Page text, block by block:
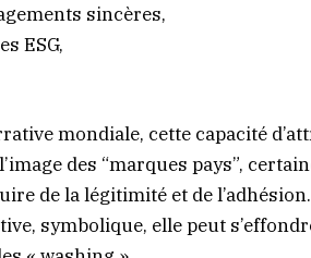
sincères,
ESG,
mondiale, cette capacité
des “marques pays”,
de la légitimité et de
symbolique, elle peut